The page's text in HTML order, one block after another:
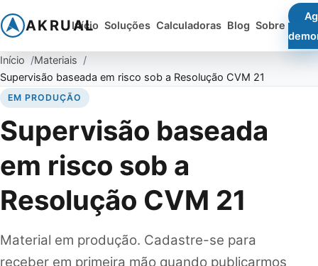
AKRUAL
Início Soluções Calculadoras Blog Sobre
Início
Materiais
Supervisão baseada em risco sob a Resolução CVM 21
EM PRODUÇÃO
Supervisão baseada
em risco sob a
Resolução CVM 21
Material em produção. Cadastre-se para
receber em primeira mão quando publicarmos